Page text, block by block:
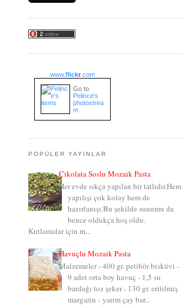
www.flickr.com
Go to
Pelince's
photostrea
m
POPÜLER YAYINLAR
Çikolata Soslu Mozaik Pasta
Her evde sıkça yapılan bir tatlıdır.Hem
yapılışı çok kolay hem de
hazırlanışı.Bu şekilde sunumu da
bence oldukça hoş oldu.
Kutlamalar için m...
Havuçlu Mozaik Pasta
Malzemeler - 400 gr. petibör bisküvi -
9 adet orta boy havuç - 1,5 su
bardağı toz şeker - 130 gr. eritilmiş
margarin - yarım çay bar...